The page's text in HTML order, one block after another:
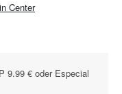
Center
9.99 € oder Especial